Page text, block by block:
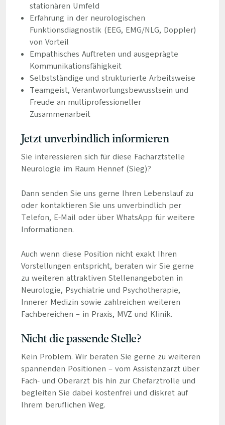
stationären Umfeld
Erfahrung in der neurologischen
Funktionsdiagnostik (EEG, EMG/NLG, Doppler)
von Vorteil
Empathisches Auftreten und ausgeprägte
Kommunikationsfähigkeit
Selbstständige und strukturierte Arbeitsweise
Teamgeist, Verantwortungsbewusstsein und
Freude an multiprofessioneller
Zusammenarbeit
Jetzt unverbindlich informieren
Sie interessieren sich für diese Facharztstelle
Neurologie im Raum Hennef (Sieg)?
Dann senden Sie uns gerne Ihren Lebenslauf zu
oder kontaktieren Sie uns unverbindlich per
Telefon, E-Mail oder über WhatsApp für weitere
Informationen.
Auch wenn diese Position nicht exakt Ihren
Vorstellungen entspricht, beraten wir Sie gerne
zu weiteren attraktiven Stellenangeboten in
Neurologie, Psychiatrie und Psychotherapie,
Innerer Medizin sowie zahlreichen weiteren
Fachbereichen – in Praxis, MVZ und Klinik.
Nicht die passende Stelle?
Kein Problem. Wir beraten Sie gerne zu weiteren
spannenden Positionen – vom Assistenzarzt über
Fach- und Oberarzt bis hin zur Chefarztrolle und
begleiten Sie dabei kostenfrei und diskret auf
Ihrem beruflichen Weg.